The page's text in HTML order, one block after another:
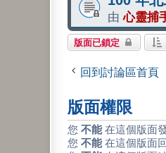
由心靈捕
版面已鎖定
回到討論區首頁
版面權限
您 不能在這個版面
您 不能在這個版面